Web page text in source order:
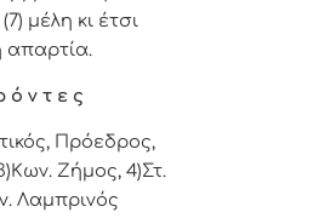
μέλη κι έτσι
απαρτία.
ό ν τ ε ς
Πρόεδρος,
Κων. Ζήμος, 4)Στ.
Λαμπρινός